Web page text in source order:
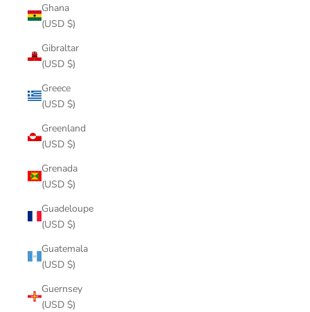
Ghana
(USD $)
Gibraltar
(USD $)
Greece
(USD $)
Greenland
(USD $)
Grenada
(USD $)
Guadeloupe
(USD $)
Guatemala
(USD $)
Guernsey
(USD $)